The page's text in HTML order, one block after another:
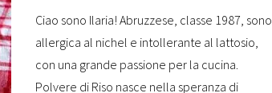
Ciao sono Ilaria! Abruzzese, classe 1987, sono
allergica al nichel e intollerante al lattosio,
con una grande passione per la cucina.
Polvere di Riso nasce nella speranza di